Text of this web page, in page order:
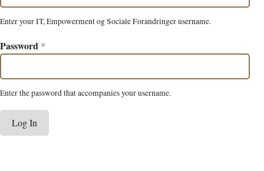
Enter your IT, Empowerment og Sociale Forandringer username.
Password *
Enter the password that accompanies your username.